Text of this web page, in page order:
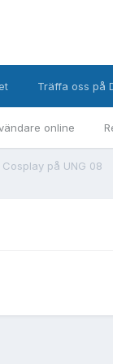
online
Träffa oss på
Cosplay på UNG 08